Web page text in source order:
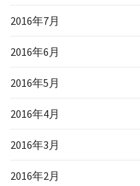
2016年7月
2016年6月
2016年5月
2016年4月
2016年3月
2016年2月